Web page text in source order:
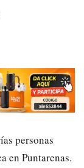
personas
en Puntarenas.